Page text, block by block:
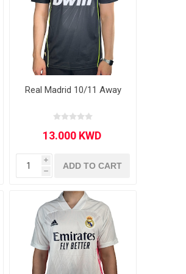
Inter Milan
Fiorentina
Primeira Liga
Inter Milan
OTHER CLUBS
Scottish League
Real Madrid 10/11 Away
i
h
ADD TO CART